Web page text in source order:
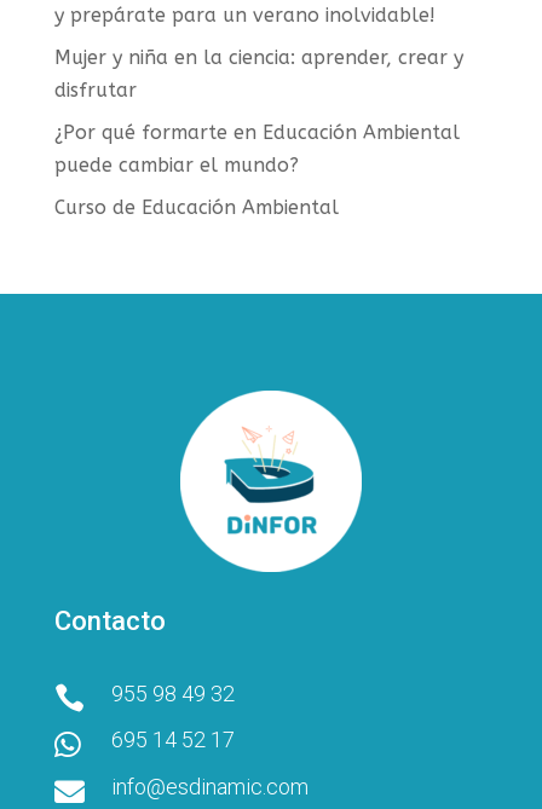
y prepárate para un verano inolvidable!
Mujer y niña en la ciencia: aprender, crear y
disfrutar
¿Por qué formarte en Educación Ambiental
puede cambiar el mundo?
Curso de Educación Ambiental
Contacto
 955 98 49 32
 695 14 52 17
 info@esdinamic.com